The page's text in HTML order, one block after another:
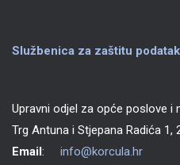
Službenica za zaštitu
Upravni odjel za opće poslove i
Trg Antuna i Stjepana Radića 1,
Email: info@korcula.hr